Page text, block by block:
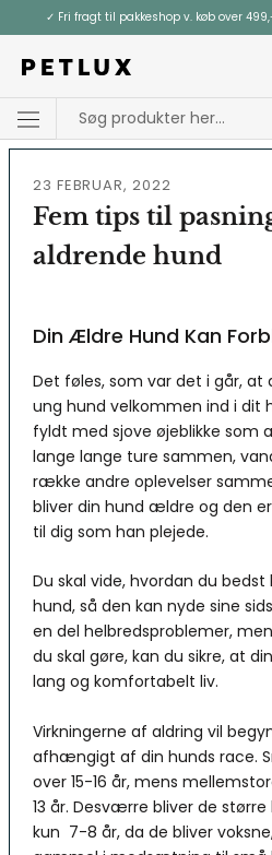
til
indhold
✓ Fri fragt til pakkeshop v. køb over
23 FEBRUAR, 2022
Fem tips til
aldrende hund
Din Ældre Hund Kan
Det føles, som var det i går, at
ung hund velkommen ind i dit
fyldt med sjove øjeblikke som
lange lange ture sammen,
række andre oplevelser
bliver din hund ældre og den
til dig som han plejede.
Du skal vide, hvordan du
hund, så den kan nyde sine
en del helbredsproblemer,
du skal gøre, kan du sikre, at
lang og komfortabelt liv.
Virkningerne af aldring vil
afhængigt af din hunds race.
over 15-16 år, mens
13 år. Desværre bliver de
kun 7-8 år, da de bliver